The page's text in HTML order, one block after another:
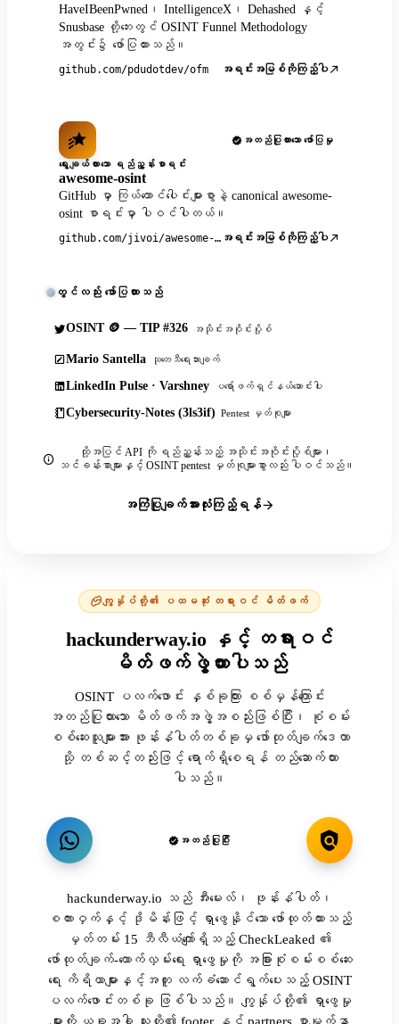
HaveIBeenPwned၊ IntelligenceX၊ Dehashed နှင့်
Snusbase တို့ဘေးတွင် OSINT Funnel Methodology
အတွင်း၌ ဖော်ပြထားသည်။
github.com/pdudotdev/ofm အရင်းအမြစ်ကိုကြည့်ပါ
အတည်ပြုထားသော ဖော်ပြမှု
ရွေးချယ်ထားသော ရည်ညွှန်းစာရင်း
awesome-osint
GitHub မှာ ကြယ်ထောင်ပေါင်းများစွာနဲ့ canonical awesome-
osint စာရင်းမှာ ပါဝင်ပါတယ်။
github.com/jivoi/awesome-osint အရင်းအမြစ်ကိုကြည့်ပါ
တွင်လည်း ဖော်ပြထားသည်
OSINT 🪙 — TIP #326 အသိုင်းအဝိုင်းပို့စ်
Mario Santella သုတေသီရေးသားချက်
LinkedIn Pulse · Varshney ပရော်ဖက်ရှင်နယ်ဆောင်းပါး
Cybersecurity-Notes (3ls3if) Pentest မှတ်စုများ
ထို့အပြင် API ကို ရည်ညွှန်းသည့် အသိုင်းအဝိုင်းပို့စ်များ၊
သင်ခန်းစာများနှင့် OSINT pentest မှတ်စုများစွာလည်း ပါဝင်သည်။
အကြံပြုချက်အားလုံးကြည့်ရန်
ကျွန်ုပ်တို့၏ ပထမဆုံး တရားဝင် မိတ်ဖက်
hackunderway.io နှင့် တရားဝင်
မိတ်ဖက်ဖွဲ့ထားပါသည်
OSINT ပလက်ဖောင်း နှစ်ခုကြား စစ်မှန်ကြောင်း
အတည်ပြုထားသော မိတ်ဖက်အဖွဲ့အစည်းဖြစ်ပြီး၊ စုံစမ်း
စစ်ဆေးသူများအား ဖုန်းနံပါတ်တစ်ခုမှ ဖော်ထုတ်ချက်ဒေတာ
သို့ တစ်ဆင့်တည်းဖြင့် ရောက်ရှိစေရန် တည်ဆောက်ထား
ပါသည်။
အတည်ပြုပြီး
hackunderway.io သည် အီးမေးလ်၊ ဖုန်းနံပါတ်၊
စကားဝှက်နှင့် ဒိုမိန်းဖြင့် ရှာဖွေနိုင်သော ဖော်ထုတ်ထားသည့်
မှတ်တမ်း 15 ဘီလီယံကျော်ရှိသည့် CheckLeaked ၏
ဖော်ထုတ်ချက်-ထောက်လှမ်းရေး ရှာဖွေမှုကို အခြားစုံစမ်းစစ်ဆေး
ရေး ကိရိယာများနှင့်အတူ လက်ခံဆောင်ရွက်ပေးသည့် OSINT
ပလက်ဖောင်းတစ်ခု ဖြစ်ပါသည်။ ကျွန်ုပ်တို့၏ ရှာဖွေမှု
များကို ယခုအခါ သူတို့၏ footer နှင့် partners စာမျက်နှာ